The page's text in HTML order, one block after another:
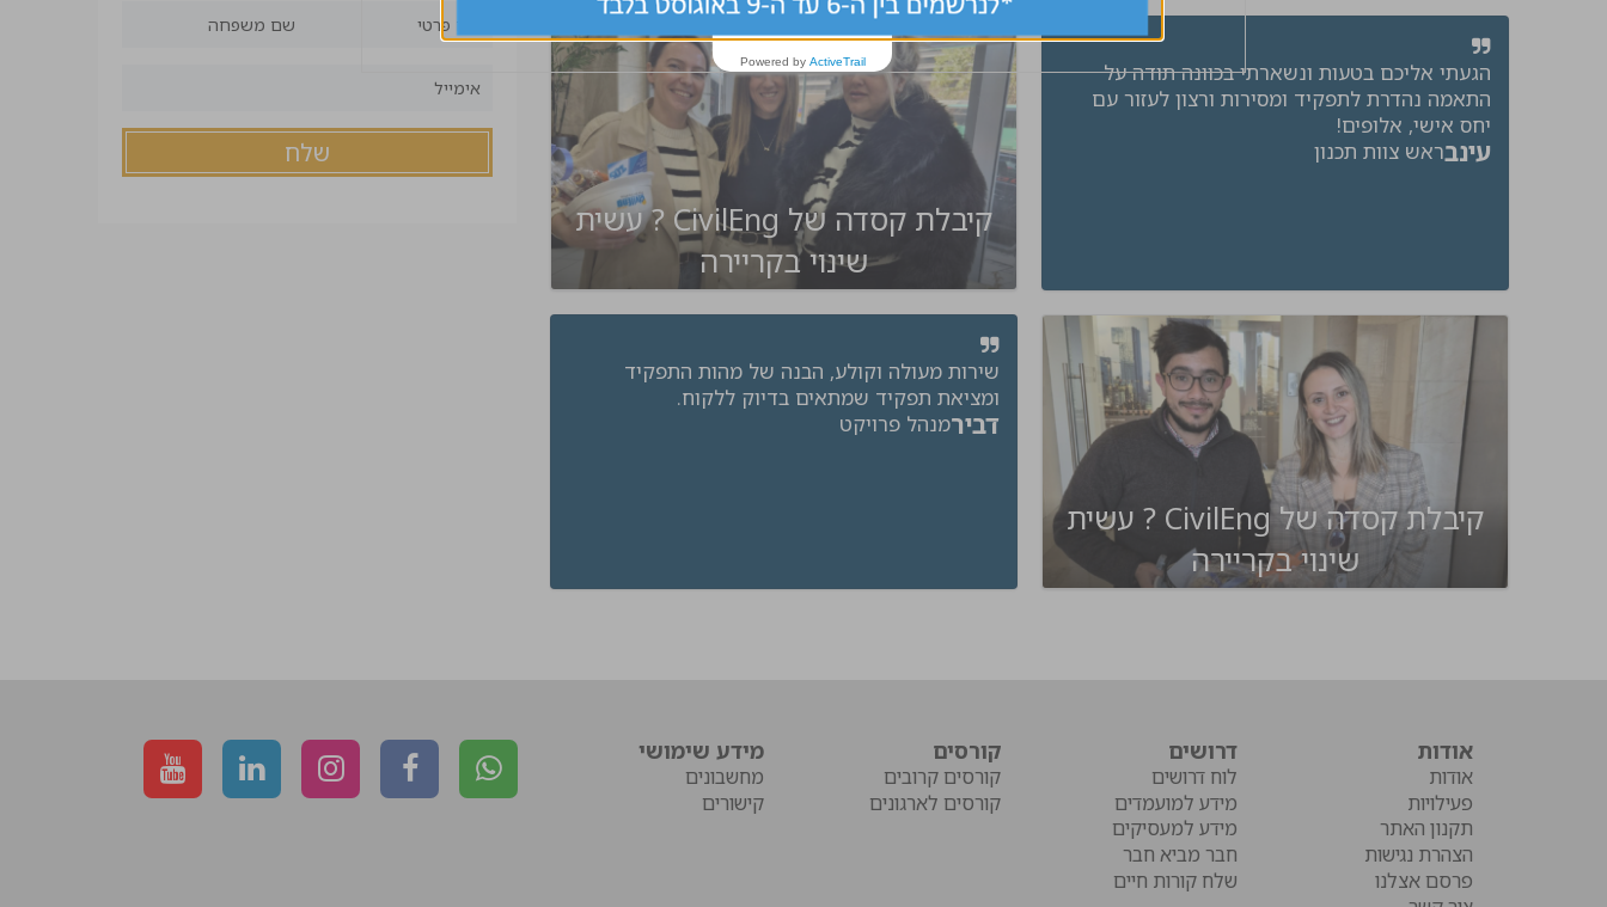
הגעתי אליכם בטעות ונשארתי בכוונה תודה על
התאמה נהדרת לתפקיד ומסירות ורצון לעזור עם
יחס אישי, אלופים!
עינבראש צוות תכנון
קיבלת קסדה של CivilEng ? עשית
שינוי בקריירה
קיבלת קסדה של CivilEng ? עשית
שינוי בקריירה
שירות מעולה וקולע, הבנה של מהות התפקיד
ומציאת תפקיד שמתאים בדיוק ללקוח.
דבירמנהל פרויקט
אודות
אודות
פעילויות
תקנון האתר
הצהרת נגישות
פרסם אצלנו
דרושים
לוח דרושים
מידע למועמדים
מידע למעסיקים
חבר מביא חבר
שלח קורות חיים
קורסים
קורסים קרובים
קורסים לארגונים
מידע שימושי
מחשבונים
קישורים
Powered by ActiveTrail